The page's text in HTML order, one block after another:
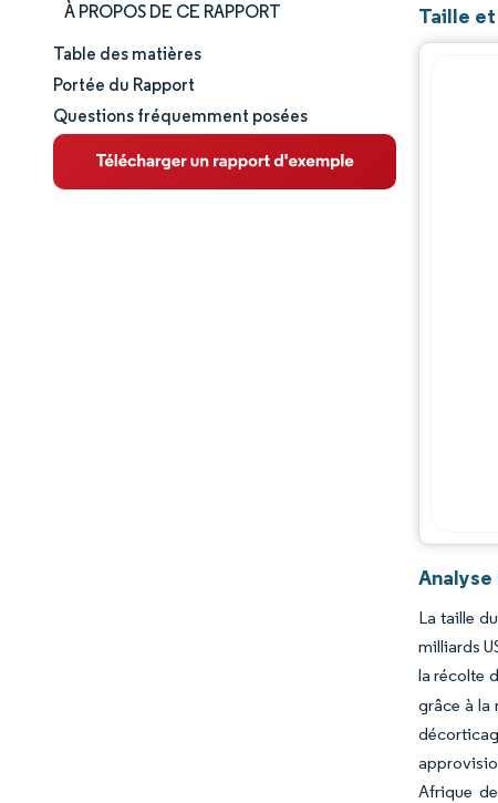
À PROPOS DE CE RAPPORT
Taille et part de marché
Analyse du marché
Tendances et perspectives
Table des matières
Portée du Rapport
Questions fréquemment posées
Taille
La taille
milliards
la récolte
grâce à la
Afrique